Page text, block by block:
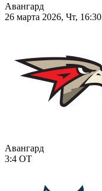
Авангард
26 марта 2026, Чт, 16:30
Авангард
3:4 ОТ